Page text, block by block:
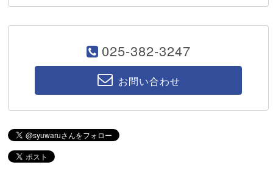
025-382-3247
お問い合わせ